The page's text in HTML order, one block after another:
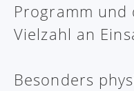
Programm und
Vielzahl an
Besonders